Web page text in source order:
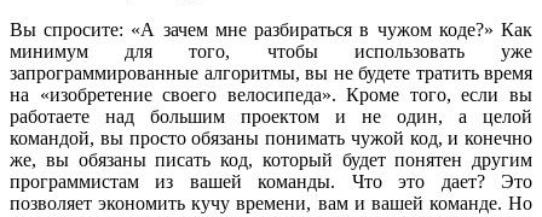
Вы спросите: «А зачем мне разбираться в чужом коде?» Как
минимум для того, чтобы использовать уже
запрограммированные алгоритмы, вы не будете тратить время
на «изобретение своего велосипеда». Кроме того, если вы
работаете над большим проектом и не один, а целой
командой, вы просто обязаны понимать чужой код, и конечно
же, вы обязаны писать код, который будет понятен другим
программистам из вашей команды. Что это дает? Это
позволяет экономить кучу времени, вам и вашей команде. Но